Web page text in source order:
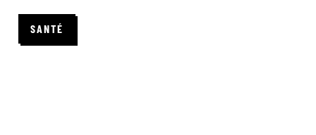
SANTÉ